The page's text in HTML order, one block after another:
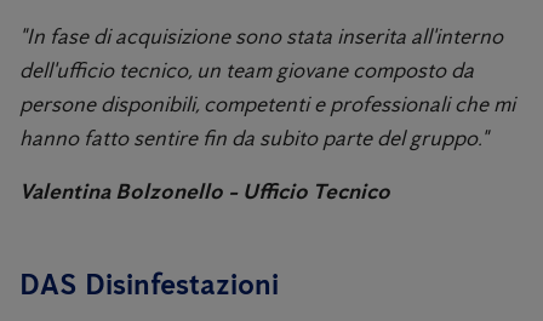
"In fase di acquisizione sono stata inserita all'interno
dell'ufficio tecnico, un team giovane composto da
persone disponibili, competenti e professionali che mi
hanno fatto sentire fin da subito parte del gruppo."
Valentina Bolzonello - Ufficio Tecnico
DAS Disinfestazioni